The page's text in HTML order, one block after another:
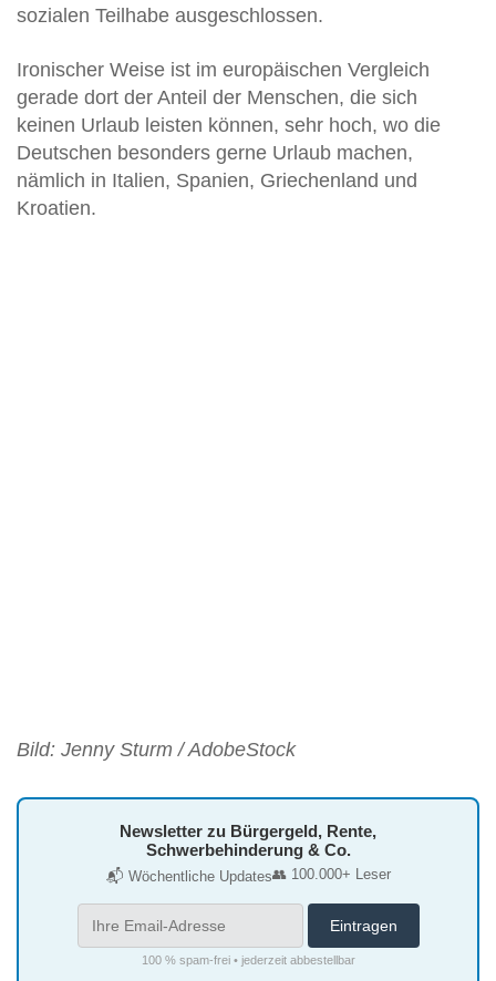
sozialen Teilhabe ausgeschlossen.
Ironischer Weise ist im europäischen Vergleich
gerade dort der Anteil der Menschen, die sich
keinen Urlaub leisten können, sehr hoch, wo die
Deutschen besonders gerne Urlaub machen,
nämlich in Italien, Spanien, Griechenland und
Kroatien.
Bild: Jenny Sturm / AdobeStock
Newsletter zu Bürgergeld, Rente,
Schwerbehinderung & Co.
📬 Wöchentliche Updates👥 100.000+ Leser
100 % spam-frei • jederzeit abbestellbar